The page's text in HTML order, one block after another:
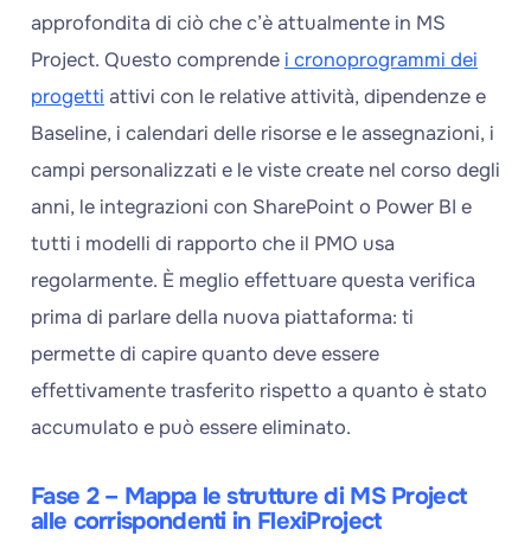
approfondita di ciò che c’è attualmente in MS
Project. Questo comprende i cronoprogrammi dei
progetti attivi con le relative attività, dipendenze e
Baseline, i calendari delle risorse e le assegnazioni, i
campi personalizzati e le viste create nel corso degli
anni, le integrazioni con SharePoint o Power BI e
tutti i modelli di rapporto che il PMO usa
regolarmente. È meglio effettuare questa verifica
prima di parlare della nuova piattaforma: ti
permette di capire quanto deve essere
effettivamente trasferito rispetto a quanto è stato
accumulato e può essere eliminato.
Fase 2 – Mappa le strutture di MS Project
alle corrispondenti in FlexiProject